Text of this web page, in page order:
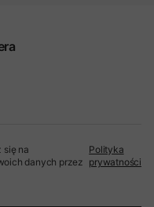
się na
danych przez
Polityka
prywatności